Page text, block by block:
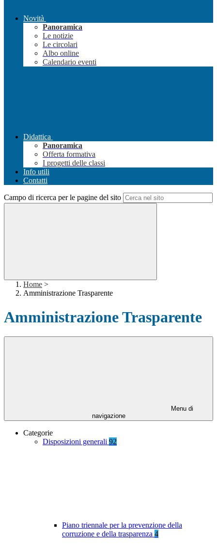
Novità
Panoramica
Le notizie
Le circolari
Albo online
Calendario eventi
Didattica
Panoramica
Offerta formativa
I progetti delle classi
Info utili
Contatti
Campo di ricerca per le pagine del sito
Home >
Amministrazione Trasparente
Amministrazione Trasparente
Menu di
navigazione
Categorie
Disposizioni generali 92
Piano triennale per la prevenzione della
corruzione e della trasparenza 4